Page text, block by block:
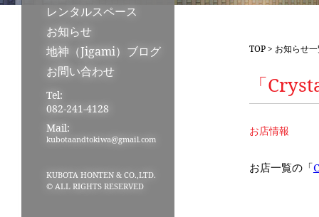
レンタルスペース
お知らせ
地神（Jigami）ブログ
お問い合わせ
Tel:
082-241-4128
Mail:
kubotaandtokiwa@gmail.com
KUBOTA HONTEN & CO.,LTD.
© ALL RIGHTS RESERVED
TOP> お知らせ
「
お店情報
お店一覧の「